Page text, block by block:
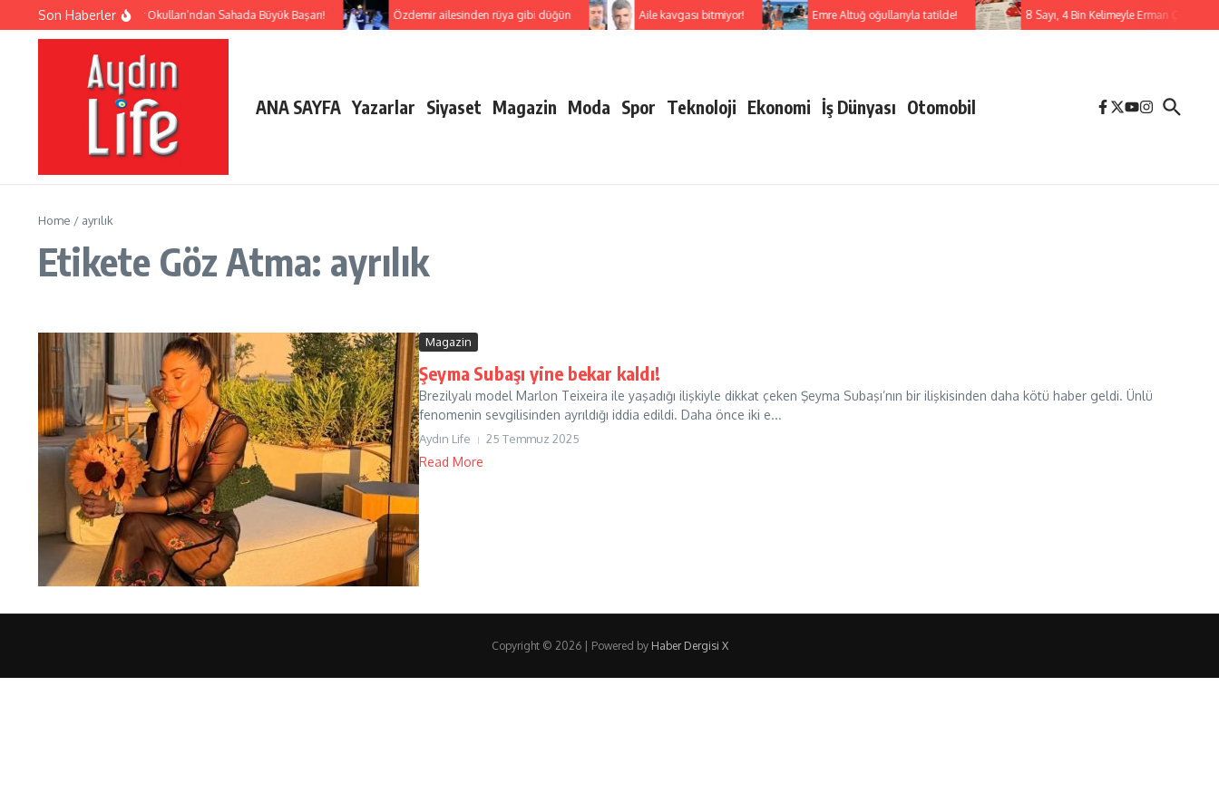
İçeriğe atlaSon HaberlerLider Okulları’ndan Sahada Büyük Başarı! Özdemir ailesinden rüya gibi düğün Aile kavgası bitmiyor! Emre Altuğ oğullarıyla tatilde! 8 Sayı, 4 Bin Kelimeyle Erman Çetin
ANA SAYFA Yazarlar Siyaset Magazin Moda Spor Teknoloji Ekonomi İş Dünyası Otomobil
Home / ayrılık
Etikete Göz Atma: ayrılık
Magazin
Şeyma Subaşı yine bekar kaldı!
Brezilyalı model Marlon Teixeira ile yaşadığı ilişkiyle dikkat çeken Şeyma Subaşı’nın bir ilişkisinden daha kötü haber geldi. Ünlü
fenomenin sevgilisinden ayrıldığı iddia edildi. Daha önce iki e...
Aydın Life 25 Temmuz 2025
Read More
Copyright © 2026 | Powered by Haber Dergisi X